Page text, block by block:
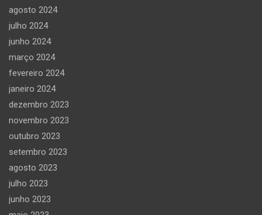
agosto 2024
julho 2024
junho 2024
março 2024
fevereiro 2024
janeiro 2024
dezembro 2023
novembro 2023
outubro 2023
setembro 2023
agosto 2023
julho 2023
junho 2023